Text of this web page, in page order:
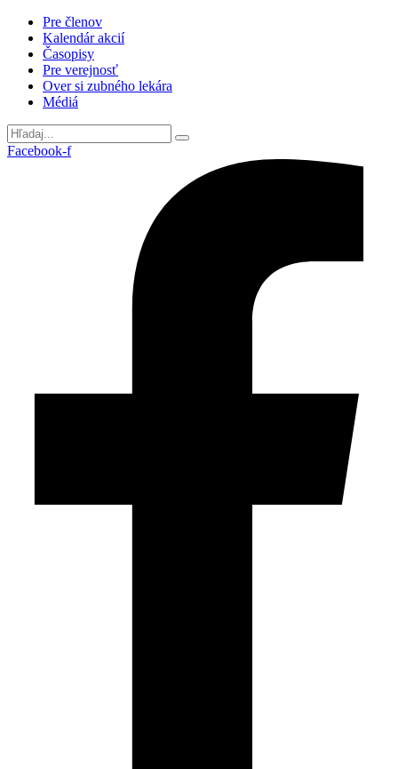
Preskočiť
obsah
Pre členov
Kalendár akcií
Časopisy
Pre verejnosť
Over si zubného lekára
Médiá
Facebook-f